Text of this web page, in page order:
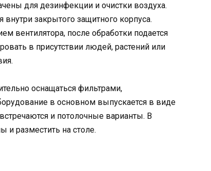
для дезинфекции и очистки воздуха.
закрытого защитного корпуса.
вентилятора, после обработки подается
в присутствии людей, растений или
оснащаться фильтрами,
в основном выпускается в виде
и потолочные варианты. В
и разместить на столе.